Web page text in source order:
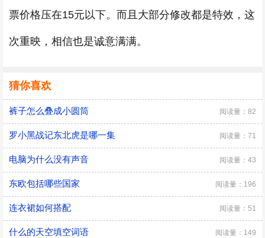
票价格压在15元以下。而且大部分修改都是特效，这
次重映，相信也是诚意满满。
猜你喜欢
裤子怎么叠成小圆筒 阅读量：82
罗小黑战记东北虎是哪一集 阅读量：71
电脑为什么没有声音 阅读量：43
东欧包括哪些国家 阅读量：196
连衣裙如何搭配 阅读量：51
什么的天空填空词语 阅读量：149